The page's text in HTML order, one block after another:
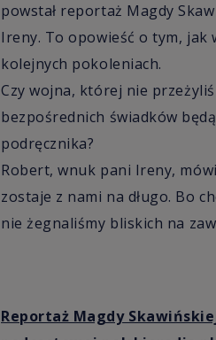
powstał reportaż Magdy
Ireny. To opowieść o tym, jak
kolejnych pokoleniach.
Czy wojna, której nie
bezpośrednich świadków
podręcznika?
Robert, wnuk pani Ireny,
zostaje z nami na długo. Bo
nie żegnaliśmy bliskich na
Reportaż Magdy